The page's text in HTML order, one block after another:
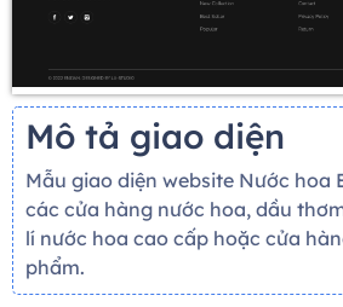
Mô tả giao diện
Mẫu giao diện website Nước hoa
các cửa hàng nước hoa, dầu
lí nước hoa cao cấp hoặc cửa
phẩm.